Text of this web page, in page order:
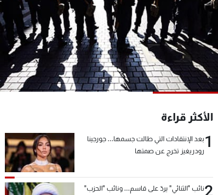
الأكثر قراءة
1بعد الإنتقادات التي طالت جسمها... جورجينا
رودريغيز تخرج عن صمتها
2نائب "الثنائي" يردّ على قاسم... ونائب "الحزب"
كأس العالم
البرامج
جدول البرامج
شاهد البرامج
الترددات
عن MTV
لاعلاناتكم
شروط الإسـتخدام
سياسة الخصوصية